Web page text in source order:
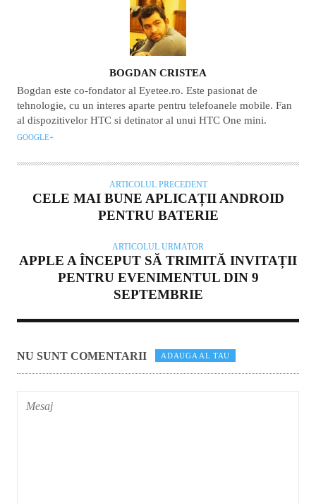
BOGDAN CRISTEA
Bogdan este co-fondator al Eyetee.ro. Este pasionat de
tehnologie, cu un interes aparte pentru telefoanele mobile. Fan
al dispozitivelor HTC si detinator al unui HTC One mini.
GOOGLE+
ARTICOLUL PRECEDENT
CELE MAI BUNE APLICAȚII ANDROID
PENTRU BATERIE
ARTICOLUL URMATOR
APPLE A ÎNCEPUT SĂ TRIMITĂ INVITAȚII
PENTRU EVENIMENTUL DIN 9
SEPTEMBRIE
NU SUNT COMENTARII ADAUGA AL TAU